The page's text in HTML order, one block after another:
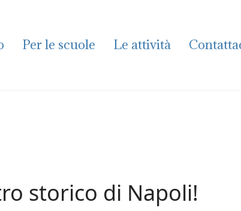
Per le scuole Le attività
storico di Napoli!